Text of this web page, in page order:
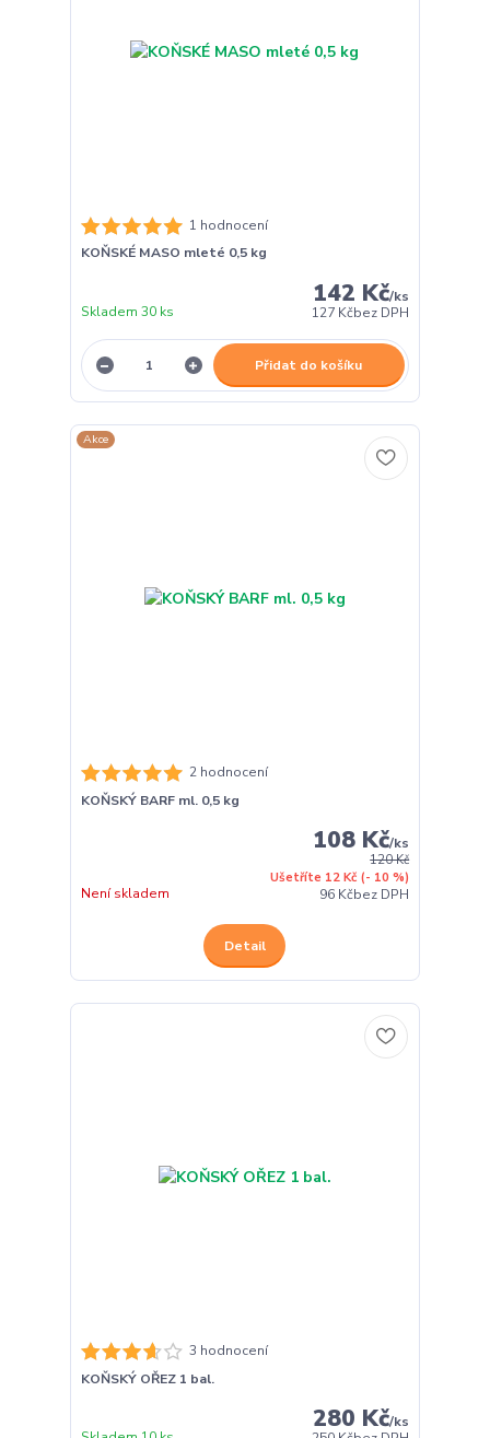
1 hodnocení
KOŇSKÉ MASO mleté 0,5 kg
142 Kč/ks
127 Kčbez DPH
Skladem 30 ks
Přidat do košíku
Akce
2 hodnocení
KOŇSKÝ BARF ml. 0,5 kg
120 Kč
Ušetříte 12 Kč (- 10 %)
108 Kč/ks
96 Kčbez DPH
Není skladem
Detail
3 hodnocení
KOŇSKÝ OŘEZ 1 bal.
280 Kč/ks